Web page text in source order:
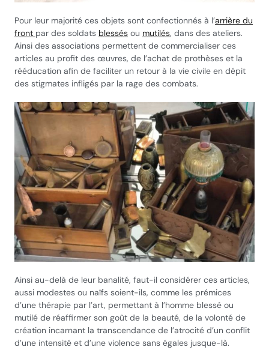
Pour leur majorité ces objets sont confectionnés à l’arrière du
front par des soldats blessés ou mutilés, dans des ateliers.
Ainsi des associations permettent de commercialiser ces
articles au profit des œuvres, de l’achat de prothèses et la
rééducation afin de faciliter un retour à la vie civile en dépit
des stigmates infligés par la rage des combats.
Ainsi au-delà de leur banalité, faut-il considérer ces articles,
aussi modestes ou naïfs soient-ils, comme les prémices
d’une thérapie par l’art, permettant à l’homme blessé ou
mutilé de réaffirmer son goût de la beauté, de la volonté de
création incarnant la transcendance de l’atrocité d’un conflit
d’une intensité et d’une violence sans égales jusque-là.